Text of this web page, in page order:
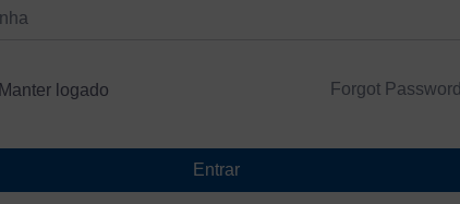
Manter logado Forgot
Entrar